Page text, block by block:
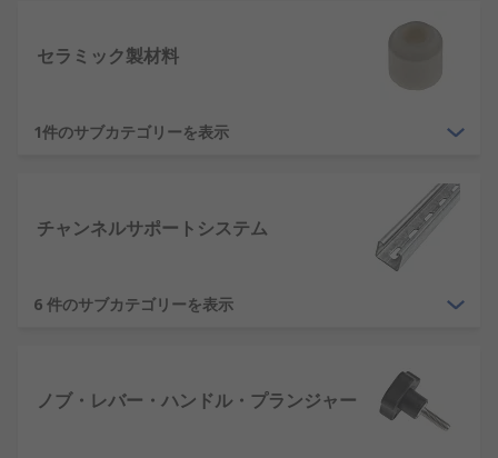
リキッドとコンパウンドは、液体又はブロック形態
の研磨剤で、あらゆる部分で精密かつプロフェッシ
ョナルな表面仕上げを実現します。リキッド及びコ
ンパウンドにはミネラルの微粒子が入り、高品質仕
上げ用にパッド、布、機械に適用することができま
仕上げ用工具は、製造工程でカットエッジを除去し
て研磨の準備するために使用されます。バリ取りツ
ールを使用して余分な素材を切断面から除去し、素
材を研磨して、仕上げのための準備をします。
か?
セラミック製材料
1件のサブカテゴリーを表示
チャンネルサポートシステム
6 件のサブカテゴリーを表示
ノブ・レバー・ハンドル・プランジャー